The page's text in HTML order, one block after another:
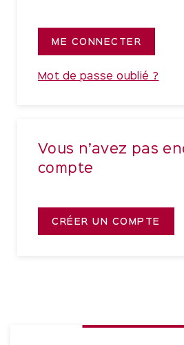
ME CONNECTER
Mot de passe oublié ?
Vous n’avez pas
compte
CRÉER UN COMPTE